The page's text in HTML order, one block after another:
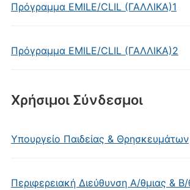
Πρόγραμμα EMILE/CLIL (ΓΑΛΛΙΚΑ)1
Πρόγραμμα EMILE/CLIL (ΓΑΛΛΙΚΑ)2
Χρήσιμοι Σύνδεσμοι
Υπουργείο Παιδείας & Θρησκευμάτων
Περιφερειακή Διεύθυνση Α/θμιας & Β/